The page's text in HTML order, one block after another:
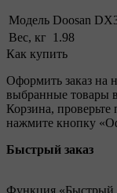
Модель Doosan
Вес, кг
1.98
Как купить
Оформить заказ на
выбранные товары
Корзина,
нажмите кнопку
Быстрый заказ
Функция «Быстрый